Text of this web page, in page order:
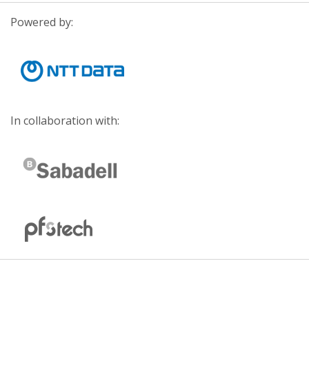
Powered by:
In collaboration with: